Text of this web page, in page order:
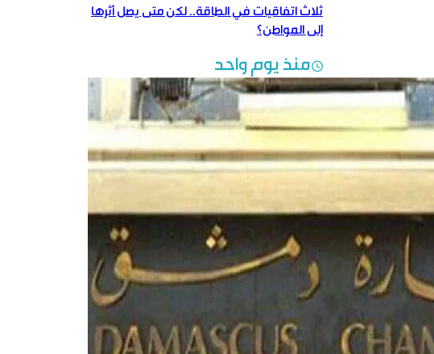
ثلاث اتفاقيات في الطاقة.. لكن متى يصل أثرها
إلى المواطن؟
منذ يوم واحد